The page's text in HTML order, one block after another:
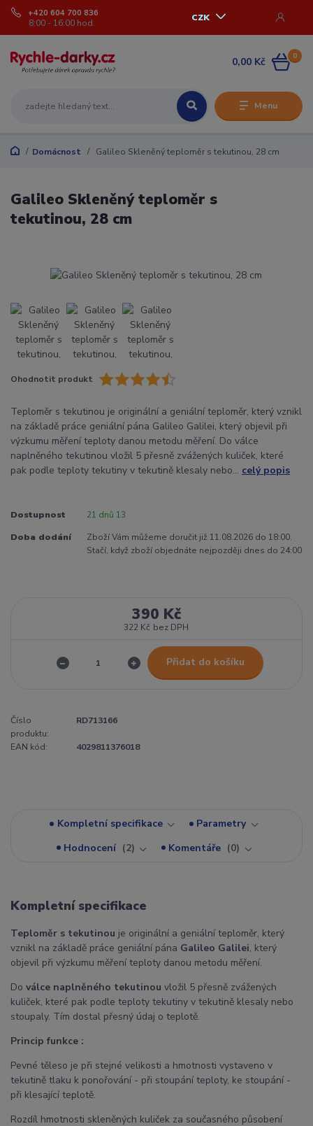
Menu
CZK
+420 604 700 836
8:00 - 16:00 hod.
0
0,00 Kč
Domácnost Galileo Skleněný teploměr s tekutinou, 28 cm
Galileo Skleněný teploměr s
tekutinou, 28 cm
Ohodnotit produkt
Teploměr s tekutinou je originální a geniální teploměr, který vznikl
na základě práce geniální pána Galileo Galilei, který objevil při
výzkumu měření teploty danou metodu měření. Do válce
naplněného tekutinou vložil 5 přesně zvážených kuliček, které
pak podle teploty tekutiny v tekutině klesaly nebo... celý popis
Dostupnost 21 dnů 13
Doba dodání
Zboží Vám můžeme doručit již 11.08.2026 do 18:00.
Stačí, když zboží objednáte nejpozději dnes do 24:00
390 Kč
322 Kč bez DPH
Přidat do košíku
Číslo
produktu:
RD713166
EAN kód: 4029811376018
Kompletní specifikace
Parametry
Hodnocení
2 Komentáře 0
Kompletní specifikace
Teploměr s tekutinou je originální a geniální teploměr, který
vznikl na základě práce geniální pána Galileo Galilei, který
objevil při výzkumu měření teploty danou metodu měření.
Do válce naplněného tekutinou vložil 5 přesně zvážených
kuliček, které pak podle teploty tekutiny v tekutině klesaly nebo
stoupaly. Tím dostal přesný údaj o teplotě.
Princip funkce :
Pevné těleso je při stejné velikosti a hmotnosti vystaveno v
tekutině tlaku k ponořování - při stoupání teploty, ke stoupání -
při klesající teplotě.
Rozdíl hmotnosti skleněných kuliček za současného působení